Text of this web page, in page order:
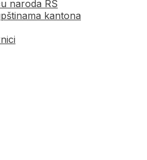
naroda RS
kantona